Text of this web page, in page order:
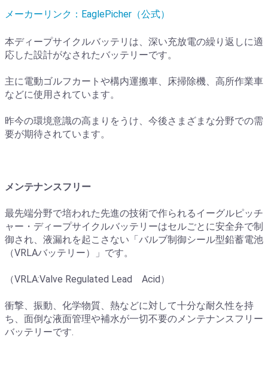
メーカーリンク：EaglePicher（公式）
本ディープサイクルバッテリは、深い充放電の繰り返しに適
応した設計がなされたバッテリーです。
主に電動ゴルフカートや構内運搬車、床掃除機、高所作業車
などに使用されています。
昨今の環境意識の高まりをうけ、今後さまざまな分野での需
要が期待されています。
メンテナンスフリー
最先端分野で培われた先進の技術で作られるイーグルピッチ
ャー・ディープサイクルバッテリーはセルごとに安全弁で制
御され、液漏れを起こさない「バルブ制御シール型鉛蓄電池
（VRLAバッテリー）」です。
（VRLA:Valve Regulated Lead Acid）
衝撃、振動、化学物質、熱などに対して十分な耐久性を持
ち、面倒な液面管理や補水が一切不要のメンテナンスフリー
バッテリーです.